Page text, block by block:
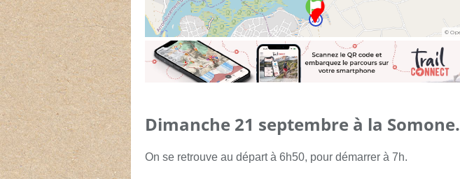
Dimanche 21 septembre à la Somone.
On se retrouve au départ à 6h50, pour démarrer à 7h.